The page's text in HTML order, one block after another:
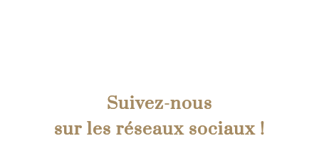
Suivez-nous
sur les réseaux sociaux !